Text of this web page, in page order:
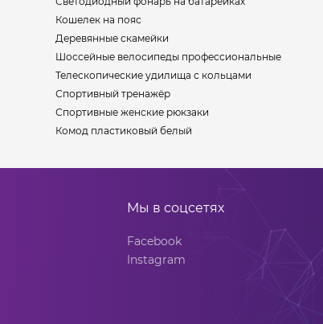
Кошелек на пояс
Деревянные скамейки
Шоссейные велосипеды профессиональные
Телескопические удилища с кольцами
Спортивный тренажёр
Спортивные женские рюкзаки
Комод пластиковый белый
Мы в соцсетях
Facebook
Instagram